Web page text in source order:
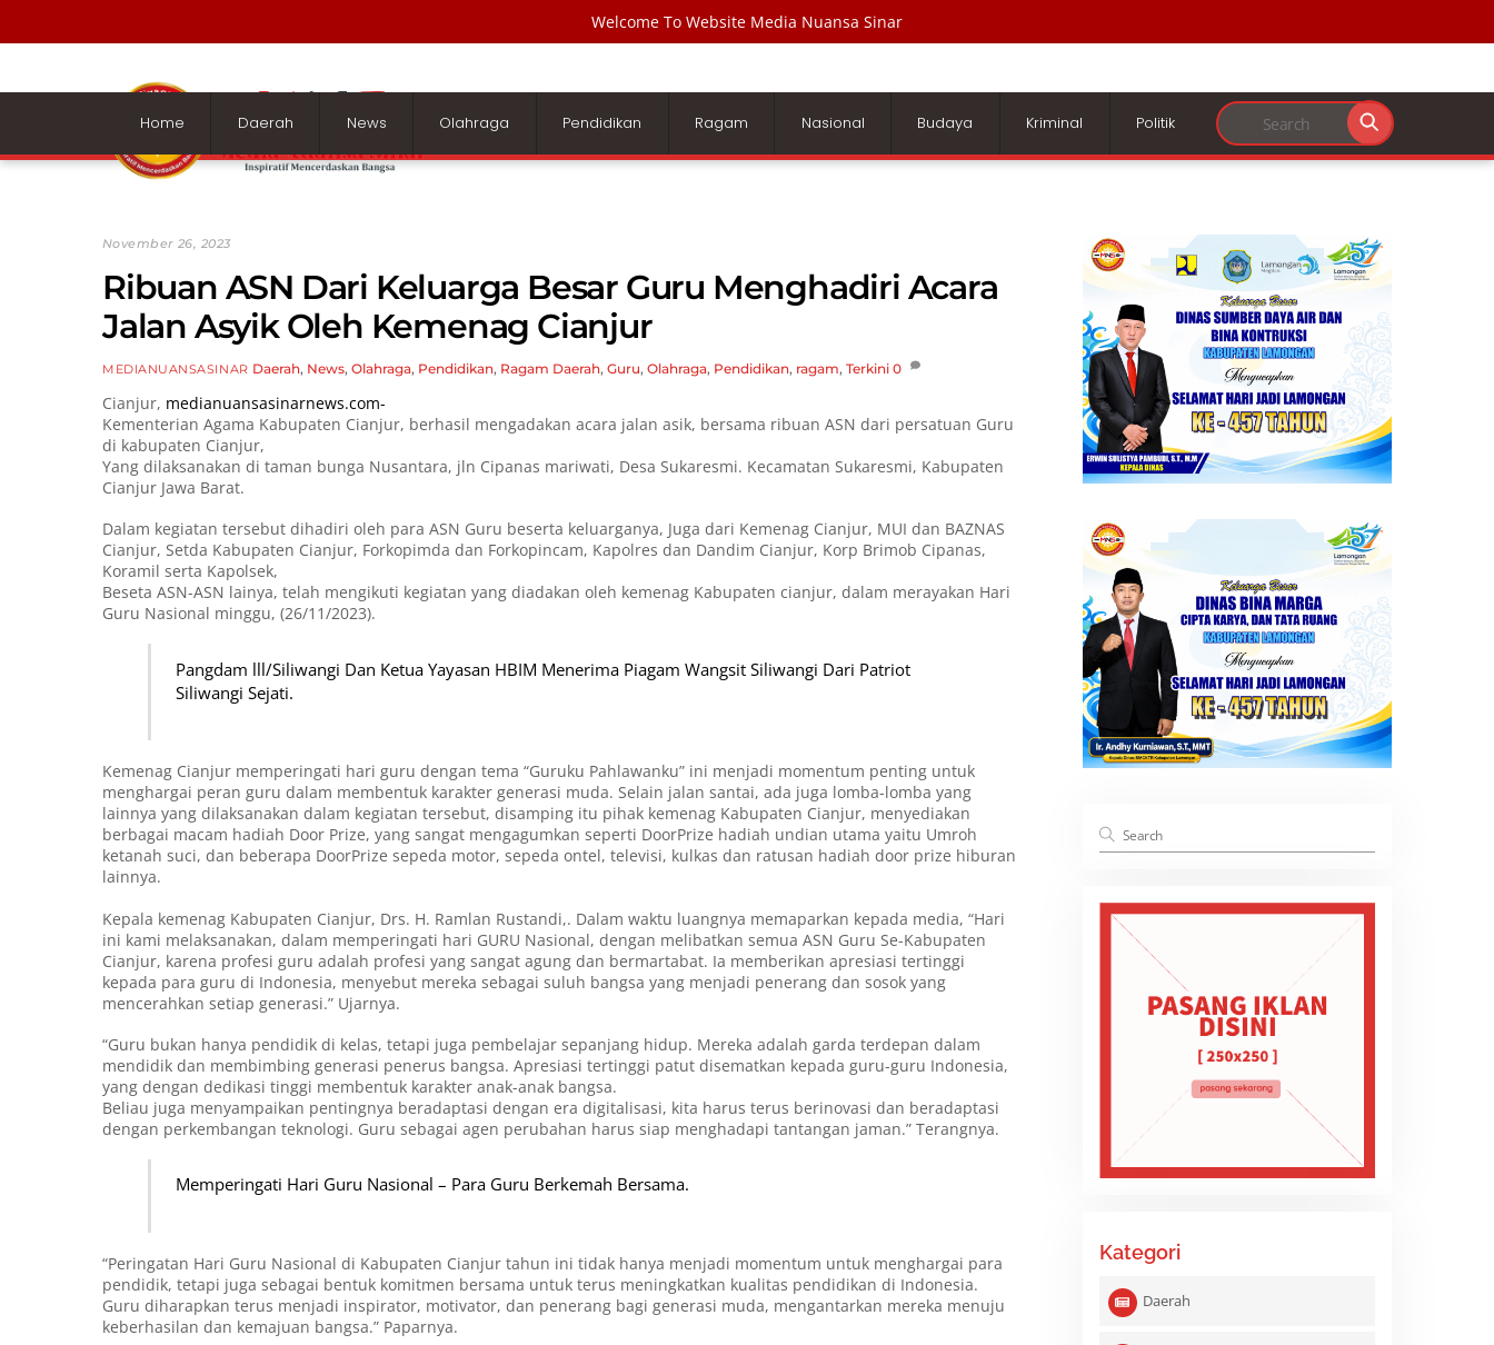
Welcome To Website Media Nuansa Sinar
content
Home
Daerah News Olahraga Pendidikan Ragam Nasional Budaya Kriminal Politik
November 26, 2023
Ribuan ASN Dari Keluarga Besar Guru Menghadiri Acara
Jalan Asyik Oleh Kemenag Cianjur
MEDIANUANSASINAR Daerah, News, Olahraga, Pendidikan, Ragam Daerah, Guru, Olahraga, Pendidikan, ragam, Terkini 0
Cianjur, medianuansasinarnews.com-
Kementerian Agama Kabupaten Cianjur, berhasil mengadakan acara jalan asik, bersama ribuan ASN dari persatuan Guru
di kabupaten Cianjur,
Yang dilaksanakan di taman bunga Nusantara, jln Cipanas mariwati, Desa Sukaresmi. Kecamatan Sukaresmi, Kabupaten
Cianjur Jawa Barat.
Dalam kegiatan tersebut dihadiri oleh para ASN Guru beserta keluarganya, Juga dari Kemenag Cianjur, MUI dan BAZNAS
Cianjur, Setda Kabupaten Cianjur, Forkopimda dan Forkopincam, Kapolres dan Dandim Cianjur, Korp Brimob Cipanas,
Koramil serta Kapolsek,
Beseta ASN-ASN lainya, telah mengikuti kegiatan yang diadakan oleh kemenag Kabupaten cianjur, dalam merayakan Hari
Guru Nasional minggu, (26/11/2023).
Pangdam lll/Siliwangi Dan Ketua Yayasan HBIM Menerima Piagam Wangsit Siliwangi Dari Patriot
Siliwangi Sejati.
Kemenag Cianjur memperingati hari guru dengan tema “Guruku Pahlawanku” ini menjadi momentum penting untuk
menghargai peran guru dalam membentuk karakter generasi muda. Selain jalan santai, ada juga lomba-lomba yang
lainnya yang dilaksanakan dalam kegiatan tersebut, disamping itu pihak kemenag Kabupaten Cianjur, menyediakan
berbagai macam hadiah Door Prize, yang sangat mengagumkan seperti DoorPrize hadiah undian utama yaitu Umroh
ketanah suci, dan beberapa DoorPrize sepeda motor, sepeda ontel, televisi, kulkas dan ratusan hadiah door prize hiburan
lainnya.
Kepala kemenag Kabupaten Cianjur, Drs. H. Ramlan Rustandi,. Dalam waktu luangnya memaparkan kepada media, “Hari
ini kami melaksanakan, dalam memperingati hari GURU Nasional, dengan melibatkan semua ASN Guru Se-Kabupaten
Cianjur, karena profesi guru adalah profesi yang sangat agung dan bermartabat. Ia memberikan apresiasi tertinggi
kepada para guru di Indonesia, menyebut mereka sebagai suluh bangsa yang menjadi penerang dan sosok yang
mencerahkan setiap generasi.” Ujarnya.
“Guru bukan hanya pendidik di kelas, tetapi juga pembelajar sepanjang hidup. Mereka adalah garda terdepan dalam
mendidik dan membimbing generasi penerus bangsa. Apresiasi tertinggi patut disematkan kepada guru-guru Indonesia,
yang dengan dedikasi tinggi membentuk karakter anak-anak bangsa.
Beliau juga menyampaikan pentingnya beradaptasi dengan era digitalisasi, kita harus terus berinovasi dan beradaptasi
dengan perkembangan teknologi. Guru sebagai agen perubahan harus siap menghadapi tantangan jaman.” Terangnya.
Memperingati Hari Guru Nasional – Para Guru Berkemah Bersama.
“Peringatan Hari Guru Nasional di Kabupaten Cianjur tahun ini tidak hanya menjadi momentum untuk menghargai para
pendidik, tetapi juga sebagai bentuk komitmen bersama untuk terus meningkatkan kualitas pendidikan di Indonesia.
Guru diharapkan terus menjadi inspirator, motivator, dan penerang bagi generasi muda, mengantarkan mereka menuju
keberhasilan dan kemajuan bangsa.” Paparnya.
Kategori
Daerah